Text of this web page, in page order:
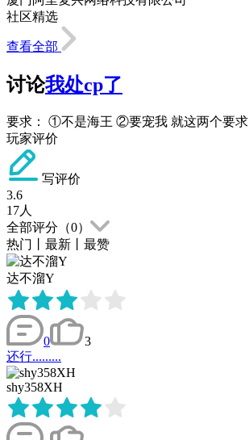
社区精选
查看全部
讨论我处cp了
要求： ①不是海王 ②要宠我 就这两个要求
玩家评价
写评价
3.6
17人
全部评分（0）
热门
最新 最赞
达不溜Y
0
3
还行.........
shy358XH